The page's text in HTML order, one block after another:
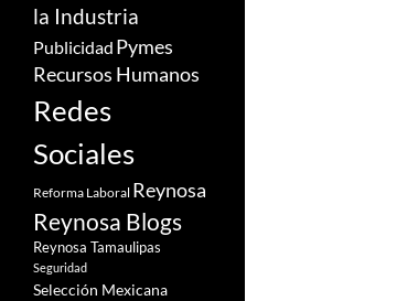
la Industria
Publicidad Pymes
Recursos Humanos
Redes
Sociales
Reforma Laboral Reynosa
Reynosa Blogs
Reynosa Tamaulipas
Seguridad
Selección Mexicana